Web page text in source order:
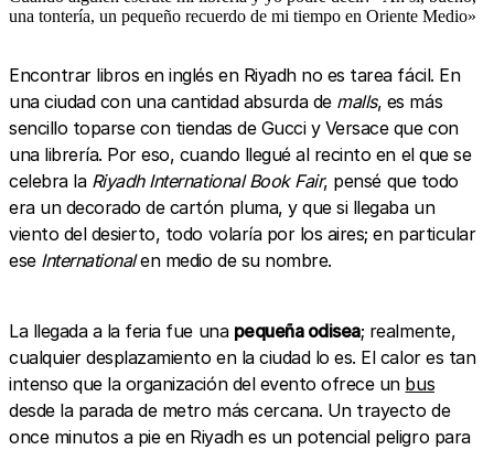
una tontería, un pequeño recuerdo de mi tiempo en Oriente Medio»
Encontrar libros en inglés en Riyadh no es tarea fácil. En
una ciudad con una cantidad absurda de malls, es más
sencillo toparse con tiendas de Gucci y Versace que con
una librería. Por eso, cuando llegué al recinto en el que se
celebra la Riyadh International Book Fair, pensé que todo
era un decorado de cartón pluma, y que si llegaba un
viento del desierto, todo volaría por los aires; en particular
ese Internationalen medio de su nombre.
La llegada a la feria fue una pequeña odisea; realmente,
cualquier desplazamiento en la ciudad lo es. El calor es tan
intenso que la organización del evento ofrece un bus
desde la parada de metro más cercana. Un trayecto de
once minutos a pie en Riyadh es un potencial peligro para